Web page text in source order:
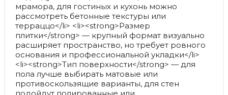
мрамора, для гостиных и кухонь можно
рассмотреть бетонные текстуры или
терраццо</li> <li><strong>Размер
плитки</strong> — крупный формат визуально
расширяет пространство, но требует ровного
основания и профессиональной укладки</li>
<li><strong>Тип поверхности</strong> — для
пола лучше выбирать матовые или
противоскользящие варианты, для стен